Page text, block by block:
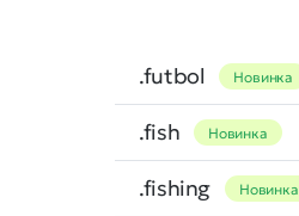
.futbol Новинка
.fish Новинка
.fishing Новинка